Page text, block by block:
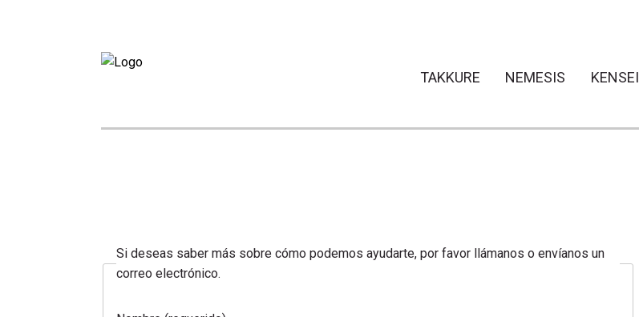
TAKKURE NEMESIS KENSEI
Si deseas saber más sobre cómo podemos ayudarte, por favor llámanos o envíanos un
correo electrónico.